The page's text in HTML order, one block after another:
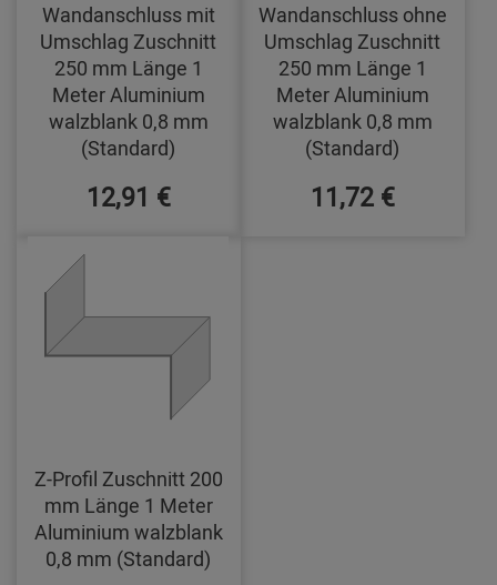
Wandanschluss mit
Umschlag Zuschnitt
250 mm Länge 1
Meter Aluminium
walzblank 0,8 mm
(Standard)
12,91 €
Wandanschluss ohne
Umschlag Zuschnitt
250 mm Länge 1
Meter Aluminium
walzblank 0,8 mm
(Standard)
11,72 €
Z-Profil Zuschnitt 200
mm Länge 1 Meter
Aluminium walzblank
0,8 mm (Standard)